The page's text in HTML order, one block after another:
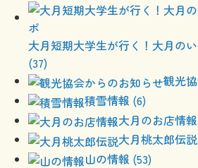
大月短期大学生が行く！大月の
(37)
観光
積雪情報 (6)
大月のお店情
大月桃太郎伝
山の情報 (53)